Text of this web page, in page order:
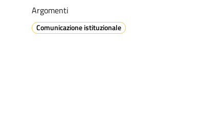
Argomenti
Comunicazione istituzionale